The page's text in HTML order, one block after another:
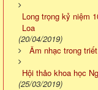
Long trọng kỷ niệm
Loa
(20/04/2019)
Âm nhạc trong
Hội thảo khoa học
(25/03/2019)